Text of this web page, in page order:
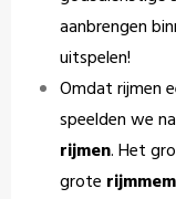
aanbrengen
uitspelen!
Omdat rijmen
speelden we
rijmen. Het
grote